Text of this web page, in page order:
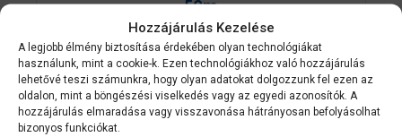
Hozzájárulás Kezelése
A legjobb élmény biztosítása érdekében olyan technológiákat
használunk, mint a cookie-k. Ezen technológiákhoz való hozzájárulás
lehetővé teszi számunkra, hogy olyan adatokat dolgozzunk fel ezen az
oldalon, mint a böngészési viselkedés vagy az egyedi azonosítók. A
hozzájárulás elmaradása vagy visszavonása hátrányosan befolyásolhat
bizonyos funkciókat.
50m
0
a
z
5
-
b
Készleten
3 465Ft